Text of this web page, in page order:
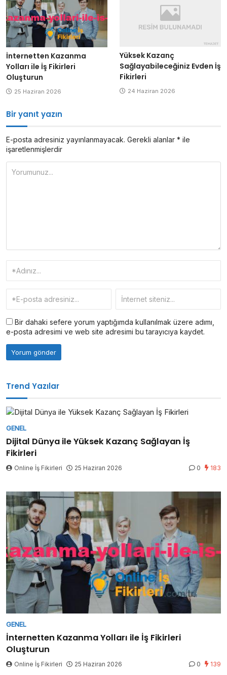
İnternetten Kazanma
Yolları ile İş Fikirleri
Oluşturun
25 Haziran 2026
Yüksek Kazanç
Sağlayabileceğiniz Evden İş
Fikirleri
24 Haziran 2026
Bir yanıt yazın
E-posta adresiniz yayınlanmayacak. Gerekli alanlar * ile
işaretlenmişlerdir
Bir dahaki sefere yorum yaptığımda kullanılmak üzere adımı,
e-posta adresimi ve web site adresimi bu tarayıcıya kaydet.
Trend Yazılar
GENEL
Dijital Dünya ile Yüksek Kazanç Sağlayan İş
Fikirleri
Online İş Fikirleri 25 Haziran 2026 0 183
GENEL
İnternetten Kazanma Yolları ile İş Fikirleri
Oluşturun
Online İş Fikirleri 25 Haziran 2026 0 139